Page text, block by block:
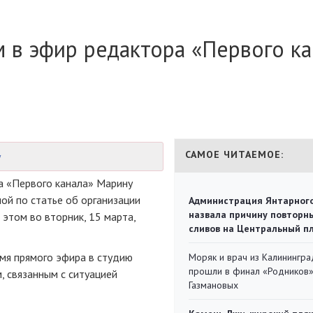
эфир редактора «Первого
канала» Марину
по статье об организации
во вторник, 15 марта,
прямого эфира в студию
с ситуацией
САМОЕ ЧИТАЕМОЕ:
Администрация
назвала причину
сливов на Центральный
Моряк и врач из
прошли в финал «Родников»
Газмановых